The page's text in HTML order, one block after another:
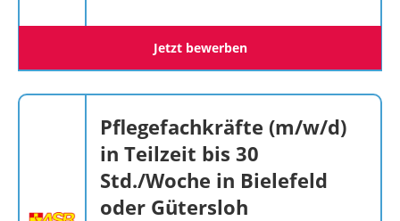
Jetzt bewerben
Pflegefachkräfte (m/w/d)
in Teilzeit bis 30
Std./Woche in Bielefeld
oder Gütersloh